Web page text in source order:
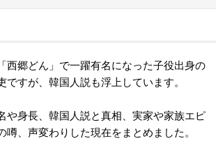
西郷どん」で一躍有名になった子役出身の
ですが、韓国人説も浮上しています。
や身長、韓国人説と真相、実家や家族エピ
噂、声変わりした現在をまとめました。